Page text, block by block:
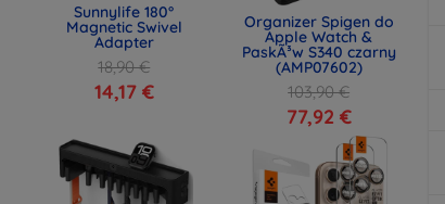
Sunnylife 180°
Magnetic Swivel
Adapter
18,90 €
14,17 €
Organizer Spigen do
Apple Watch &
PaskÃ³w S340 czarny
(AMP07602)
103,90 €
77,92 €